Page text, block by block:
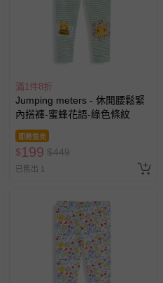
滿1件8折
Jumping meters - 休閒腰鬆緊
內搭褲-蜜蜂花語-綠色條紋
即將售完
$199 $449
已售出 1